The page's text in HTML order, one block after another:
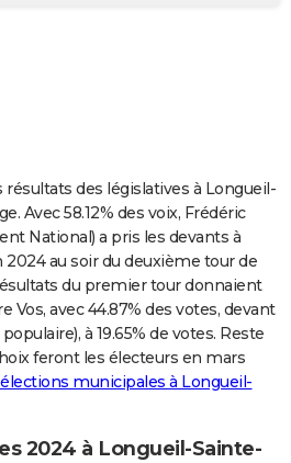
des législatives à Longueil-
Avec 58.12% des voix, Frédéric
National) a pris les devants à
au soir du deuxième tour de
du premier tour donnaient
Vos, avec 44.87% des votes, devant
à 19.65% de votes. Reste
feront les électeurs en mars
municipales à Longueil-
2024 à Longueil-Sainte-